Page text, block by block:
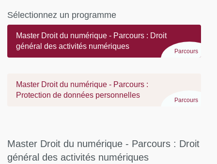
Sélectionnez un programme
Master Droit du numérique - Parcours : Droit
général des activités numériques
Parcours
Master Droit du numérique - Parcours :
Protection de données personnelles
Parcours
Master Droit du numérique - Parcours : Droit
général des activités numériques